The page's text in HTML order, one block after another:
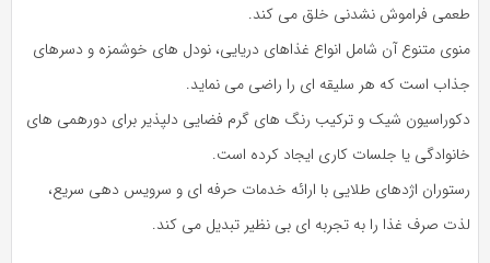
طعمی فراموش‌ نشدنی خلق می‌ کند.
منوی متنوع آن شامل انواع غذاهای دریایی، نودل‌ های خوشمزه و دسرهای
جذاب است که هر سلیقه‌ ای را راضی می‌ نماید.
دکوراسیون شیک و ترکیب رنگ‌ های گرم فضایی دلپذیر برای دورهمی‌ های
خانوادگی یا جلسات کاری ایجاد کرده است.
رستوران اژدهای طلایی با ارائه خدمات حرفه‌ ای و سرویس‌ دهی سریع،
لذت صرف غذا را به تجربه‌ ای بی‌ نظیر تبدیل می‌ کند.